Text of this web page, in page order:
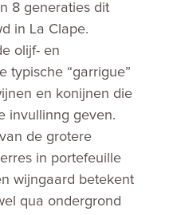
8 generaties dit
in La Clape.
olijf- en
typische “garrigue”
en konijnen die
invullinng geven.
de grotere
in portefeuille
wijngaard betekent
qua ondergrond